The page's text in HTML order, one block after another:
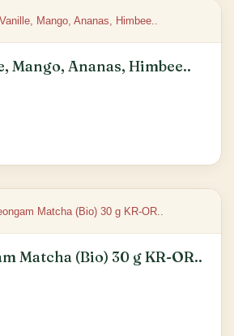
Mango, Ananas, Himbee..
Matcha (Bio) 30 g KR-OR..